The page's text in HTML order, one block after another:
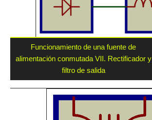
Funcionamiento de una fuente de
alimentación conmutada VII. Rectificador y
filtro de salida